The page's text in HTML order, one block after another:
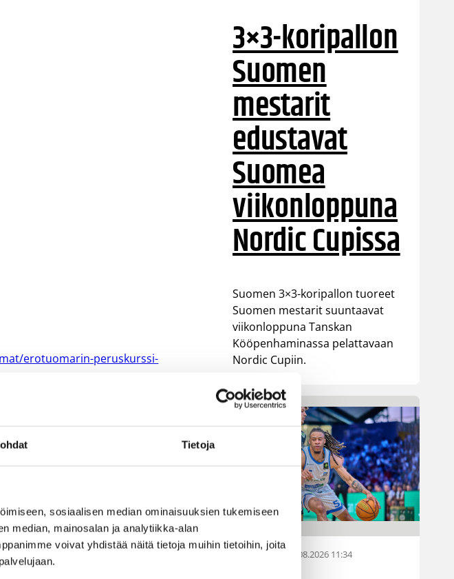
Tietoja
sosiaalisen median ominaisuuksien tukemiseen
median, mainosalan ja analytiikka-alan
voivat yhdistää näitä tietoja muihin tietoihin, joita
erotuomarin-peruskurssi-
3×3-koripallon
Suomen
mestarit
edustavat
Suomea
viikonloppuna
Nordic Cupissa
Suomen 3×3-koripallon tuoreet
Suomen mestarit suuntaavat
viikonloppuna Tanskan
Kööpenhaminassa pelattavaan
Nordic Cupiin.
Korisliiga 05.08.2026 11:34